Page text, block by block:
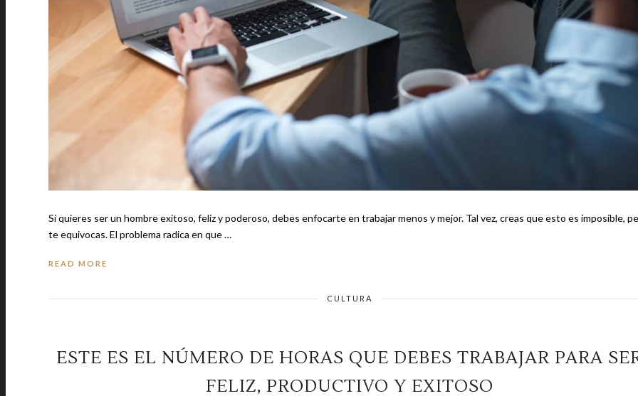
Si quieres ser un hombre exitoso, feliz y poderoso, debes enfocarte en trabajar menos y mejor. Tal vez, creas que esto es imposible,
te equivocas. El problema radica en que …
READ MORE
CULTURA
ESTE ES EL NÚMERO DE HORAS QUE DEBES TRABAJAR PARA
FELIZ, PRODUCTIVO Y EXITOSO